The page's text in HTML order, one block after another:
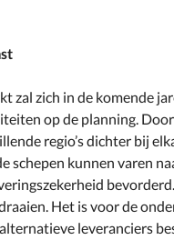
zal zich in de komende
op de planning.
regio’s dichter bij
schepen kunnen varen
Het is voor de
leveranciers